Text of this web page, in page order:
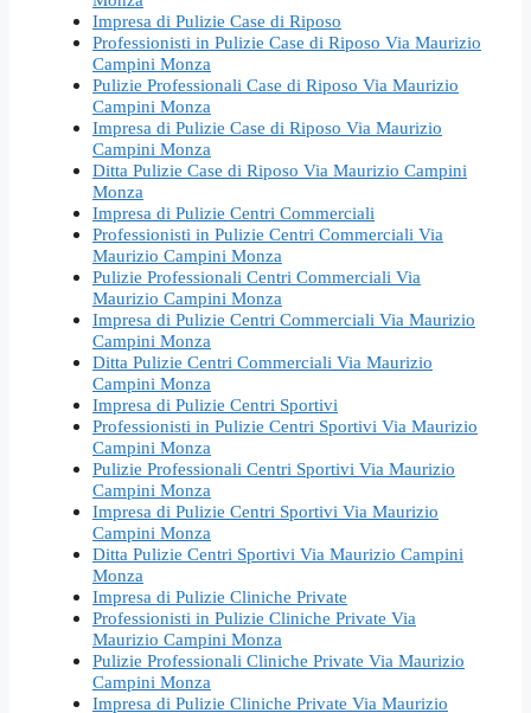
Impresa di Pulizie Case di Riposo
Professionisti in Pulizie Case di Riposo Via Maurizio
Campini Monza
Pulizie Professionali Case di Riposo Via Maurizio
Campini Monza
Impresa di Pulizie Case di Riposo Via Maurizio
Campini Monza
Ditta Pulizie Case di Riposo Via Maurizio Campini
Monza
Impresa di Pulizie Centri Commerciali
Professionisti in Pulizie Centri Commerciali Via
Maurizio Campini Monza
Pulizie Professionali Centri Commerciali Via
Maurizio Campini Monza
Impresa di Pulizie Centri Commerciali Via Maurizio
Campini Monza
Ditta Pulizie Centri Commerciali Via Maurizio
Campini Monza
Impresa di Pulizie Centri Sportivi
Professionisti in Pulizie Centri Sportivi Via Maurizio
Campini Monza
Pulizie Professionali Centri Sportivi Via Maurizio
Campini Monza
Impresa di Pulizie Centri Sportivi Via Maurizio
Campini Monza
Ditta Pulizie Centri Sportivi Via Maurizio Campini
Monza
Impresa di Pulizie Cliniche Private
Professionisti in Pulizie Cliniche Private Via
Maurizio Campini Monza
Pulizie Professionali Cliniche Private Via Maurizio
Campini Monza
Impresa di Pulizie Cliniche Private Via Maurizio